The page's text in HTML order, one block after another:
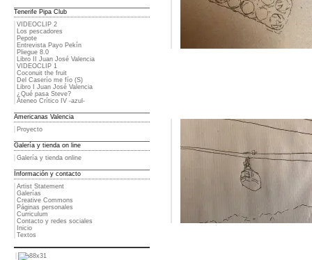
Tenerife Pipa Club
VIDEOCLIP 2
Los pescadores
Pepote
Entrevista Payo Pekín
Pliegue 8.0
Libro II Juan José Valencia
VIDEOCLIP 1
Coconuit the fruit
Del Caserío me fío (S)
Libro I Juan José Valencia
¿Qué pasa Steve?
Ateneo Crítico IV -azul-
Americanas Valencia
Proyecto
Galería y tienda on line
Galería y tienda online
Información y contacto
Artist Statement
Galerías
Creative Commons
Páginas personales
Curriculum
Contacto y redes sociales
Inicio
Textos